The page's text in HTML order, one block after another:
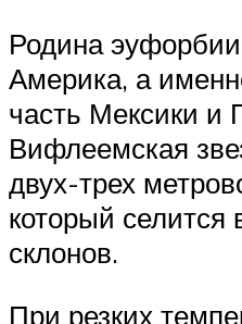
Родина
Америка, а
часть Мексики и
Вифлеемская
двух-трех
который селится
склонов.
При резких